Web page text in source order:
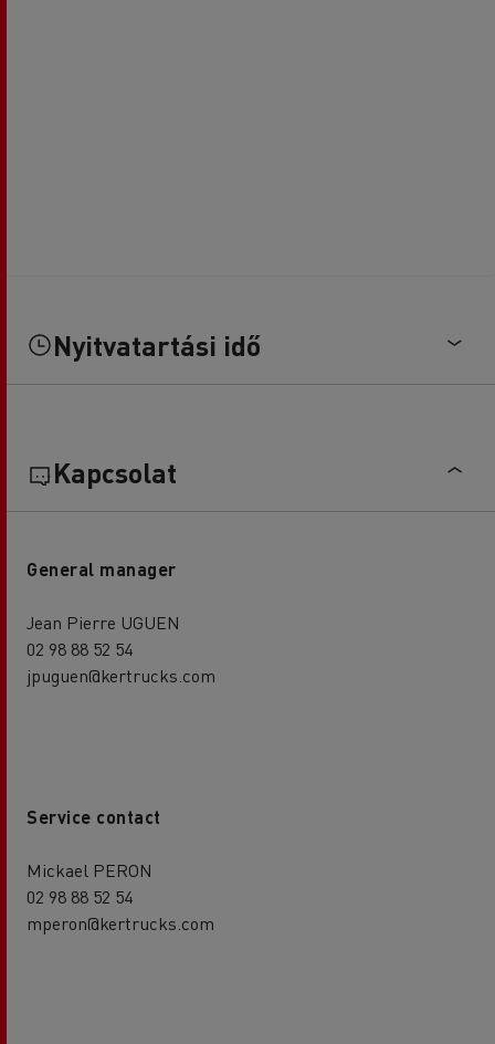
Nyitvatartási idő
Kapcsolat
General manager
Jean Pierre UGUEN
02 98 88 52 54
jpuguen@kertrucks.com
Service contact
Mickael PERON
02 98 88 52 54
mperon@kertrucks.com